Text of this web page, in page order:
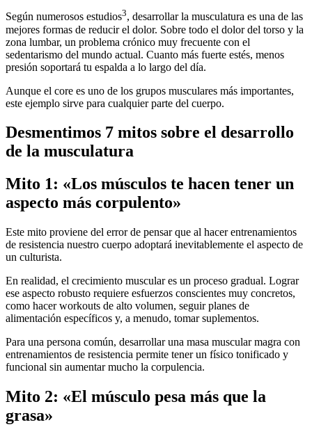
Según numerosos estudios3, desarrollar la musculatura es una de las
mejores formas de reducir el dolor. Sobre todo el dolor del torso y la
zona lumbar, un problema crónico muy frecuente con el
sedentarismo del mundo actual. Cuanto más fuerte estés, menos
presión soportará tu espalda a lo largo del día.
Aunque el core es uno de los grupos musculares más importantes,
este ejemplo sirve para cualquier parte del cuerpo.
Desmentimos 7 mitos sobre el desarrollo
de la musculatura
Mito 1: «Los músculos te hacen tener un
aspecto más corpulento»
Este mito proviene del error de pensar que al hacer entrenamientos
de resistencia nuestro cuerpo adoptará inevitablemente el aspecto de
un culturista.
En realidad, el crecimiento muscular es un proceso gradual. Lograr
ese aspecto robusto requiere esfuerzos conscientes muy concretos,
como hacer workouts de alto volumen, seguir planes de
alimentación específicos y, a menudo, tomar suplementos.
Para una persona común, desarrollar una masa muscular magra con
entrenamientos de resistencia permite tener un físico tonificado y
funcional sin aumentar mucho la corpulencia.
Mito 2: «El músculo pesa más que la
grasa»